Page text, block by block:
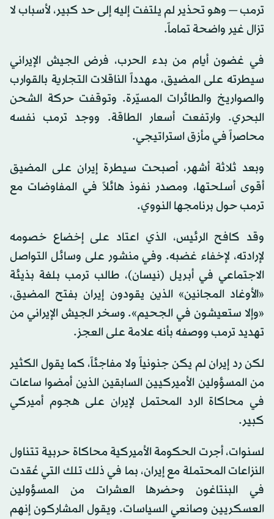
ترمب — وهو تحذير لم يلتفت إليه إلى حد كبير، لأسباب لا
تزال غير واضحة تماماً.
في غضون أيام من بدء الحرب، فرض الجيش الإيراني
سيطرته على المضيق، مهدداً الناقلات التجارية بالقوارب
والصواريخ والطائرات المسيّرة. وتوقفت حركة الشحن
البحري. وارتفعت أسعار الطاقة. ووجد ترمب نفسه
محاصراً في مأزق استراتيجي.
وبعد ثلاثة أشهر، أصبحت سيطرة إيران على المضيق
أقوى أسلحتها، ومصدر نفوذ هائلاً في المفاوضات مع
ترمب حول برنامجها النووي.
وقد كافح الرئيس، الذي اعتاد على إخضاع خصومه
لإرادته، لإخفاء غضبه. وفي منشور على وسائل التواصل
الاجتماعي في أبريل (نيسان)، طالب ترمب بلغة بذيئة
«الأوغاد المجانين» الذين يقودون إيران بفتح المضيق،
«وإلا ستعيشون في الجحيم». وسخر الجيش الإيراني من
تهديد ترمب ووصفه بأنه علامة على العجز.
لكن رد إيران لم يكن جنونياً ولا مفاجئاً، كما يقول الكثير
من المسؤولين الأميركيين السابقين الذين أمضوا ساعات
في محاكاة الرد المحتمل لإيران على هجوم أميركي
كبير.
لسنوات، أجرت الحكومة الأميركية محاكاة حربية تتناول
النزاعات المحتملة مع إيران، بما في ذلك تلك التي عُقدت
في البنتاغون وحضرها العشرات من المسؤولين
العسكريين وصانعي السياسات. ويقول المشاركون إنهم